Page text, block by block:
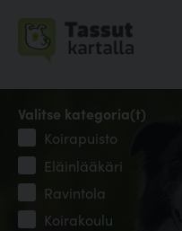
Valitse kategoria(t)
Koirapuisto
Eläinlääkäri
Ravintola
Koirakoulu